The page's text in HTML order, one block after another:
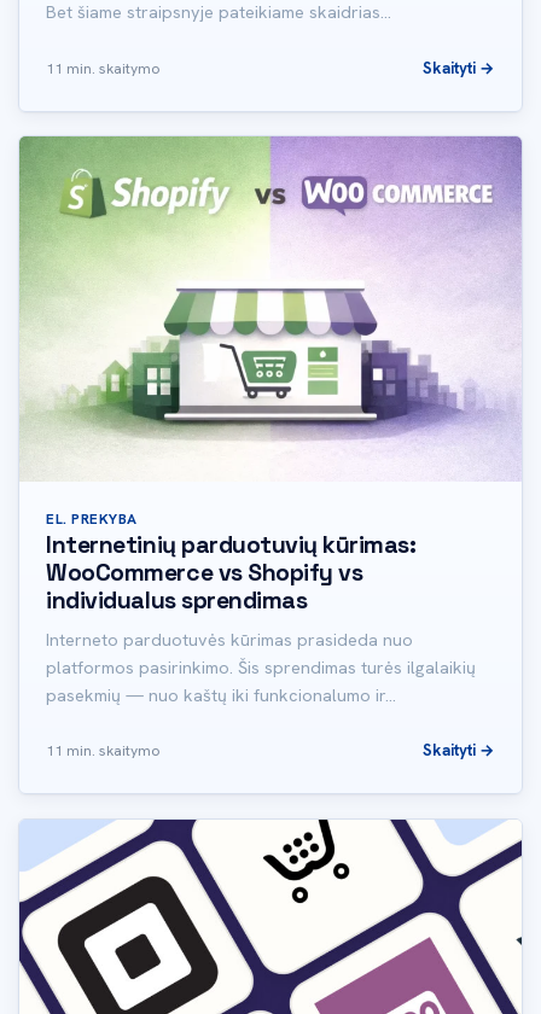
Bet šiame straipsnyje pateikiame skaidrias…
11 min. skaitymo Skaityti →
EL. PREKYBA
Internetinių parduotuvių kūrimas:
WooCommerce vs Shopify vs
individualus sprendimas
Interneto parduotuvės kūrimas prasideda nuo
platformos pasirinkimo. Šis sprendimas turės ilgalaikių
pasekmių — nuo kaštų iki funkcionalumo ir…
11 min. skaitymo Skaityti →